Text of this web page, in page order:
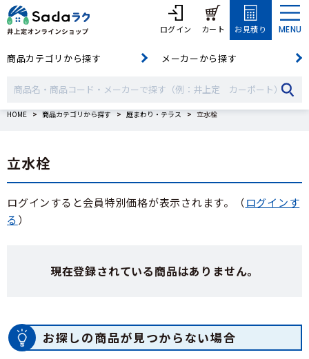
ログイン カート お見積り MENU
商品カテゴリから探す メーカーから探す
HOME 商品カテゴリから探す 庭まわり・テラス 立水栓
立水栓
ログインすると会員特別価格が表示されます。（ログインす
る）
現在登録されている商品はありません。
お探しの商品が見つからない場合